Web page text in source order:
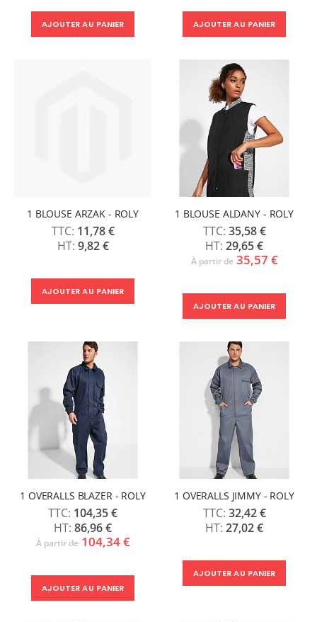
AJOUTER AU PANIER AJOUTER AU PANIER
1 BLOUSE ARZAK - ROLY
11,78 €
9,82 €
AJOUTER AU PANIER
1 BLOUSE ALDANY - ROLY
35,58 €
29,65 €
À partir de 35,57 €
AJOUTER AU PANIER
1 OVERALLS BLAZER - ROLY
104,35 €
86,96 €
À partir de 104,34 €
AJOUTER AU PANIER
1 OVERALLS JIMMY - ROLY
32,42 €
27,02 €
AJOUTER AU PANIER